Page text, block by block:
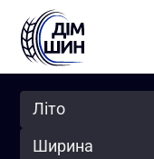
Сезон
Ширина